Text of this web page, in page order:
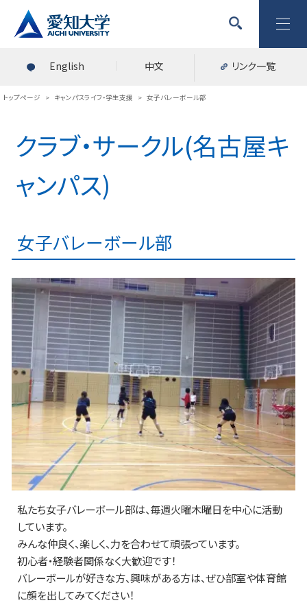
English 中文 リンク一覧
トップページ > キャンパスライフ・学生支援 > 女子バレーボール部
クラブ・サークル(名古屋キ
ャンパス)
女子バレーボール部
私たち女子バレーボール部は、毎週火曜木曜日を中心に活動
しています。
みんな仲良く、楽しく、力を合わせて頑張っています。
初心者・経験者関係なく大歓迎です！
バレーボールが好きな方、興味がある方は、ぜひ部室や体育館
に顔を出してみてください！